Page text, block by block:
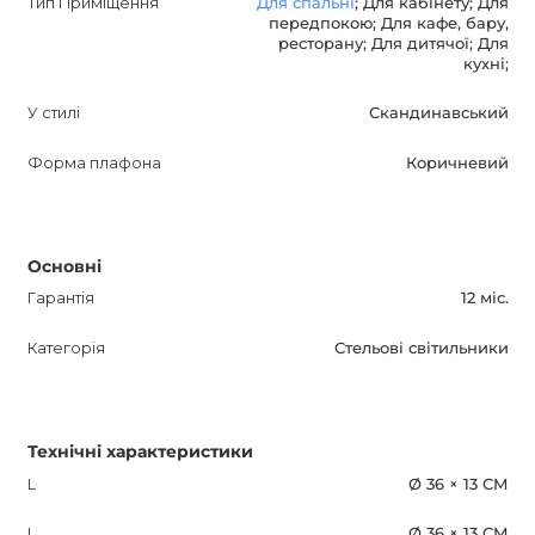
передпокою; Для кафе, бару,
ресторану; Для дитячої; Для
кухні;
У стилі Скандинавський
Форма плафона Коричневий
Основні
Гарантія 12 міс.
Категорія Стельові світильники
Технічні характеристики
L Ø 36 × 13 СМ